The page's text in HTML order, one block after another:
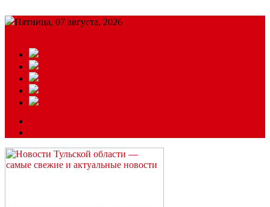
Пятница, 07 августа, 2026